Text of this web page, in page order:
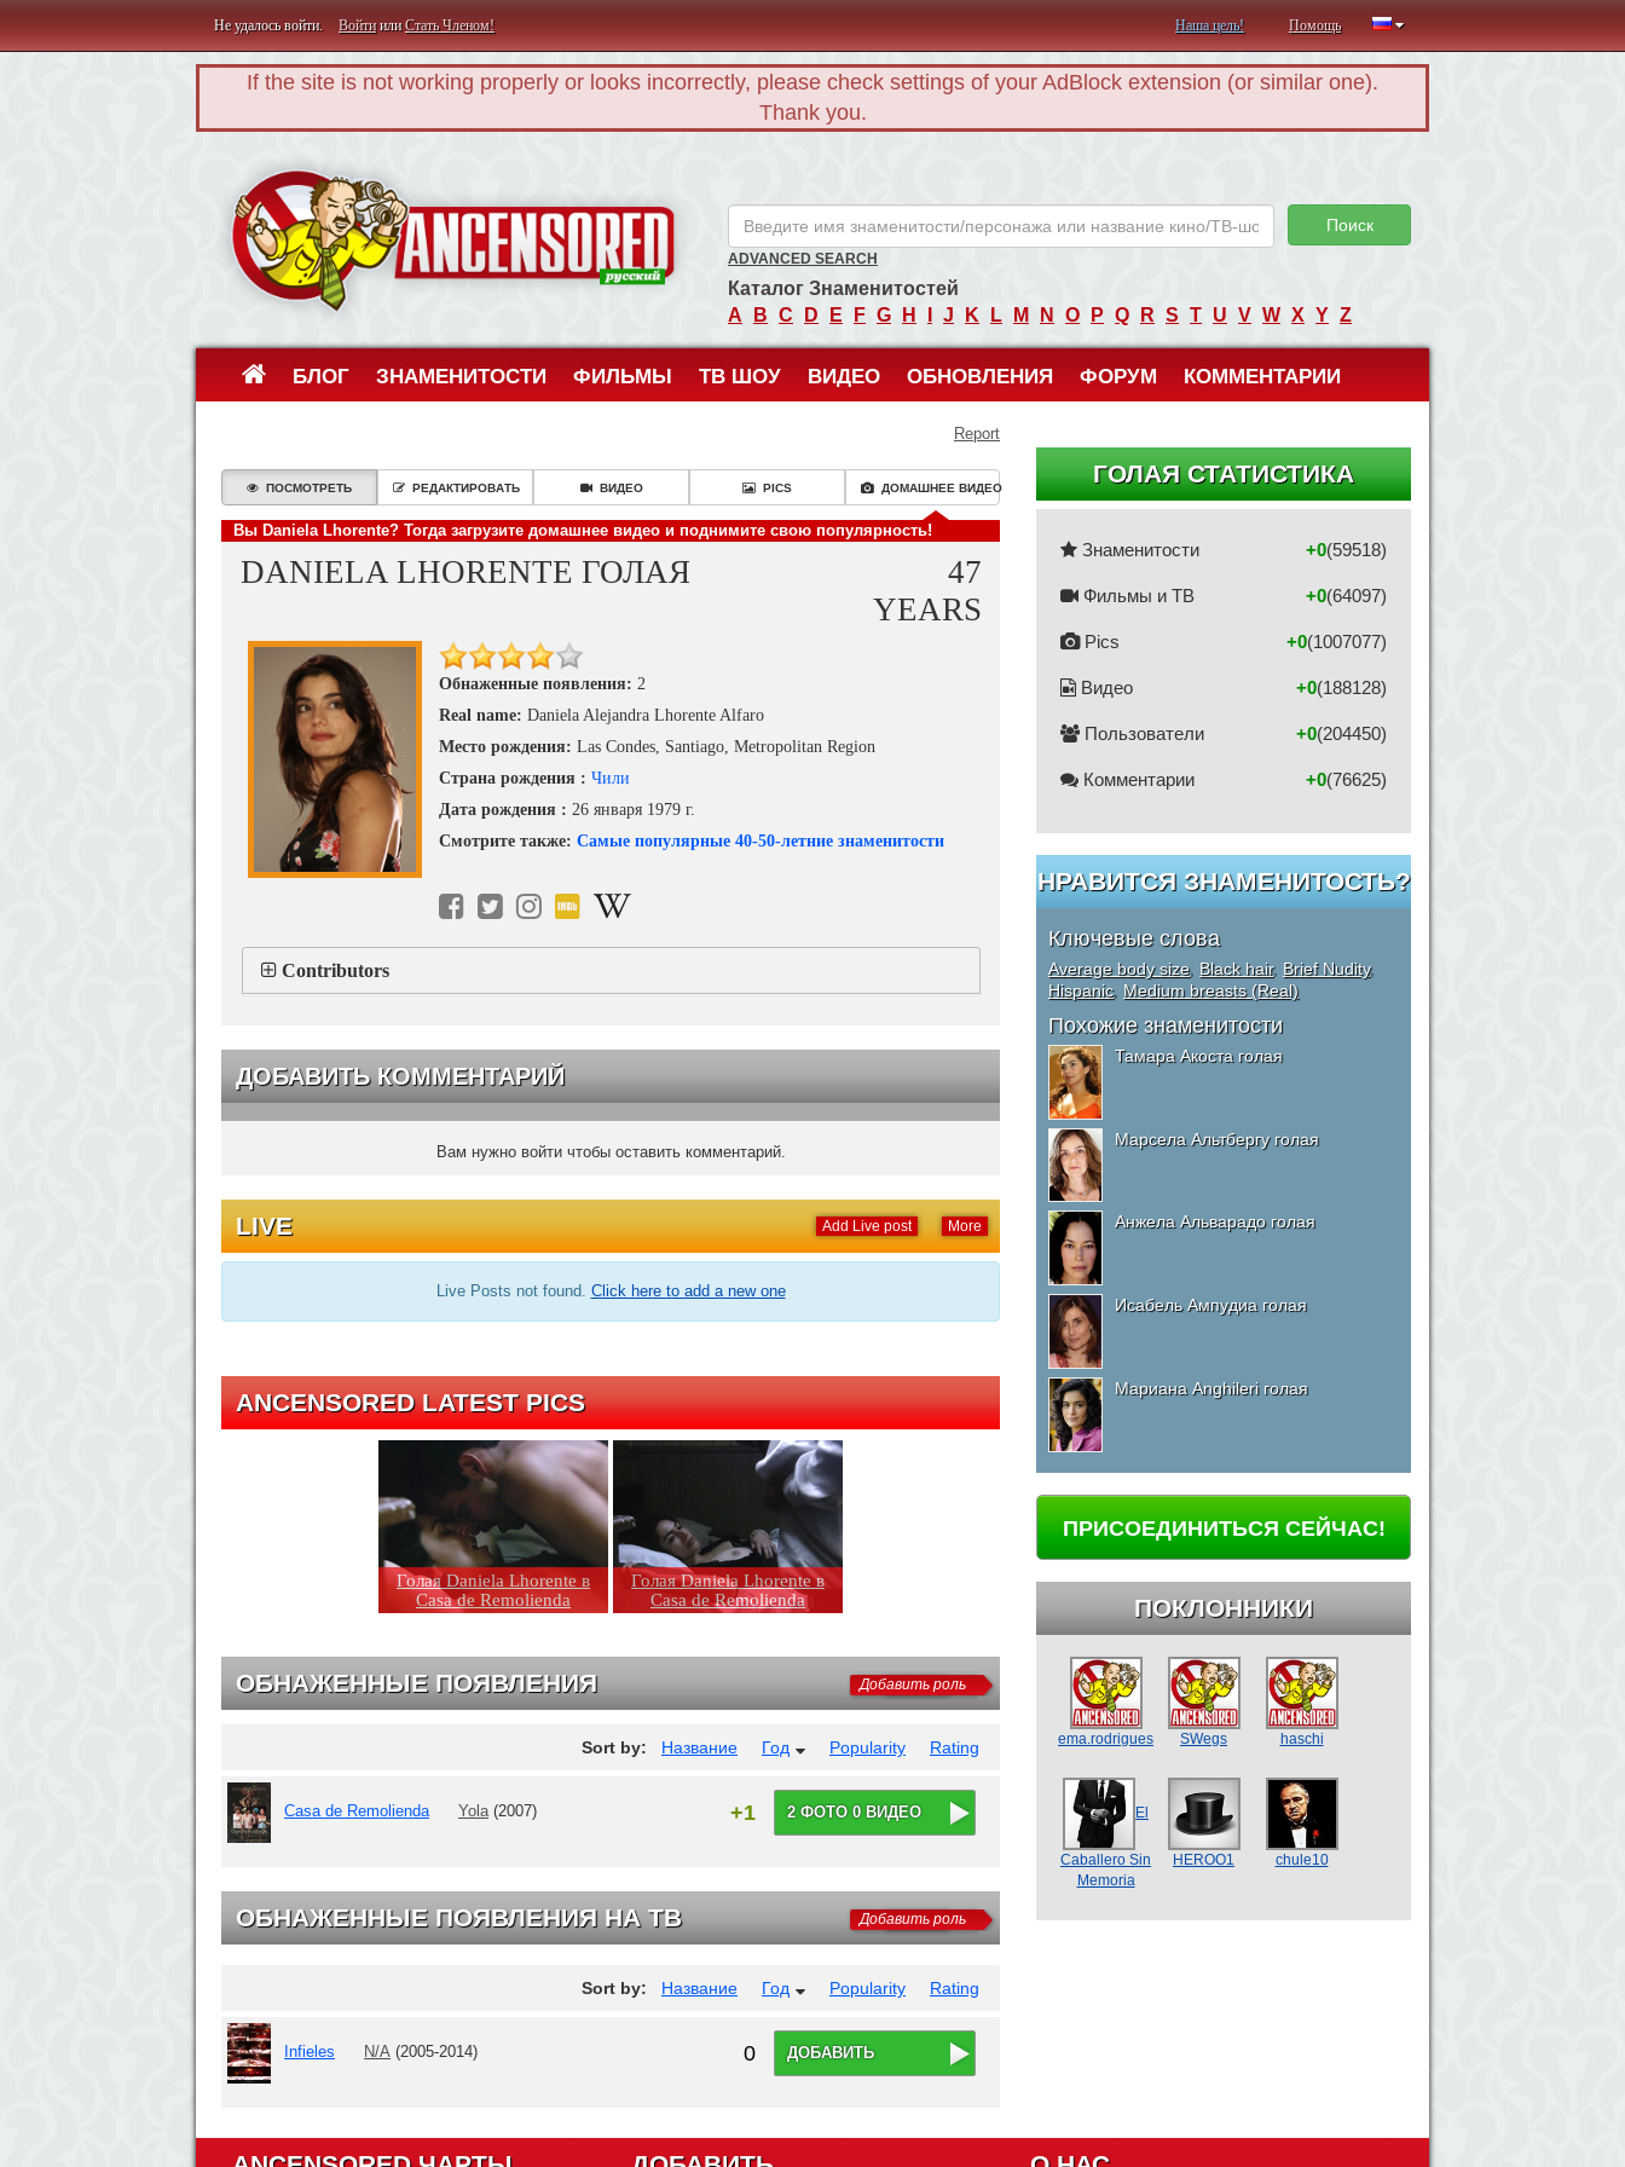
Не удалось войти. ВойтиилиСтать Членом! Наша цель! Помощь
If the site is not working properly or looks incorrectly, please check settings of your AdBlock extension (or similar one).
Thank you.
Поиск
ADVANCED SEARCH
Каталог Знаменитостей
A
B C D E F G H J K L M N O P Q R S T U V W X Y Z
БЛОГ ЗНАМЕНИТОСТИ ФИЛЬМЫ ТВ ШОУ ВИДЕО ОБНОВЛЕНИЯ ФОРУМ КОММЕНТАРИИ
Report
ПОСМОТРЕТЬ РЕДАКТИРОВАТЬ ВИДЕО PICS ДОМАШНЕЕ ВИДЕО
Вы Daniela Lhorente? Тогда загрузите домашнее видео и поднимите свою популярность!
DANIELA LHORENTE ГОЛАЯ
47
YEARS
Обнаженные появления: 2
Real name: Daniela Alejandra Lhorente Alfaro
Место рождения: Las Condes, Santiago, Metropolitan Region
Страна рождения : Чили
Дата рождения : 26 января 1979 г.
Смотрите также: Самые популярные 40-50-летние знаменитости
Contributors
ДОБАВИТЬ КОММЕНТАРИЙ
Вам нужно войти чтобы оставить комментарий.
More
Add Live post
LIVE
Live Posts not found. Click here to add a new one
ANCENSORED LATEST PICS
Голая Daniela Lhorente в
Casa de Remolienda
Голая Daniela Lhorente в
Casa de Remolienda
ОБНАЖЕННЫЕ ПОЯВЛЕНИЯ Добавить роль
Sort by: Название Год Popularity Rating
Casa de Remolienda Yola(2007) 2 ФОТО 0 ВИДЕО
+1
ОБНАЖЕННЫЕ ПОЯВЛЕНИЯ НА ТВ Добавить роль
Sort by: Название Год Popularity Rating
Infieles N/A (2005-2014) ДОБАВИТЬ
0
ГОЛАЯ СТАТИСТИКА
Знаменитости (59518)
+0
Фильмы и ТВ (64097)
+0
Pics (1007077)
+0
Видео (188128)
+0
Пользователи (204450)
+0
Комментарии (76625)
+0
НРАВИТСЯ ЗНАМЕНИТОСТЬ?
Ключевые слова
Average body size, Black hair, Brief Nudity,
Hispanic, Medium breasts (Real)
Похожие знаменитости
Тамара Акоста голая
Марсела Альтбергу голая
Анжела Альварадо голая
Исабель Ампудиа голая
Мариана Anghileri голая
ПРИСОЕДИНИТЬСЯ СЕЙЧАС!
ПОКЛОННИКИ
ema.rodrigues SWegs haschi
El
Caballero Sin
Memoria
HEROO1 chule10